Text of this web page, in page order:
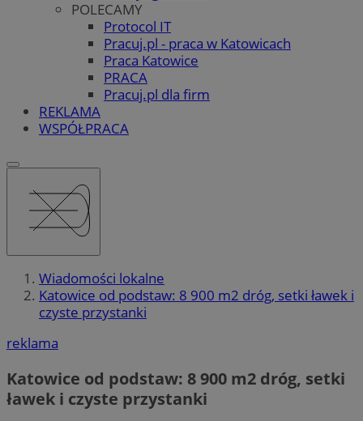
POLECAMY
Protocol IT
Pracuj.pl - praca w Katowicach
Praca Katowice
PRACA
Pracuj.pl dla firm
REKLAMA
WSPÓŁPRACA
Wiadomości lokalne
Katowice od podstaw: 8 900 m2 dróg, setki ławek i
czyste przystanki
reklama
Katowice od podstaw: 8 900 m2 dróg, setki
ławek i czyste przystanki